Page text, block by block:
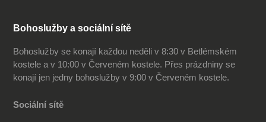
Bohoslužby a sociální sítě
Bohoslužby se konají každou neděli v 8:30 v Betlémském
kostele a v 10:00 v Červeném kostele. Přes prázdniny se
konají jen jedny bohoslužby v 9:00 v Červeném kostele.
Sociální sítě